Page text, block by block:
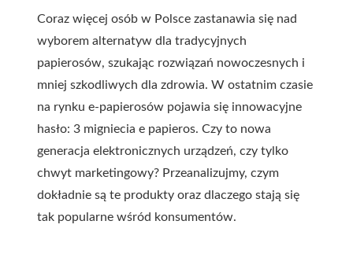
Coraz więcej osób w Polsce zastanawia się nad
wyborem alternatyw dla tradycyjnych
papierosów, szukając rozwiązań nowoczesnych i
mniej szkodliwych dla zdrowia. W ostatnim czasie
na rynku e-papierosów pojawia się innowacyjne
hasło: 3 migniecia e papieros. Czy to nowa
generacja elektronicznych urządzeń, czy tylko
chwyt marketingowy? Przeanalizujmy, czym
dokładnie są te produkty oraz dlaczego stają się
tak popularne wśród konsumentów.